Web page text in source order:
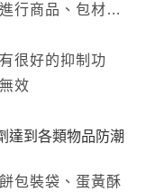
行商品、包材…
很好的抑制功
效
達到各類物品防潮
包裝袋、蛋黃酥